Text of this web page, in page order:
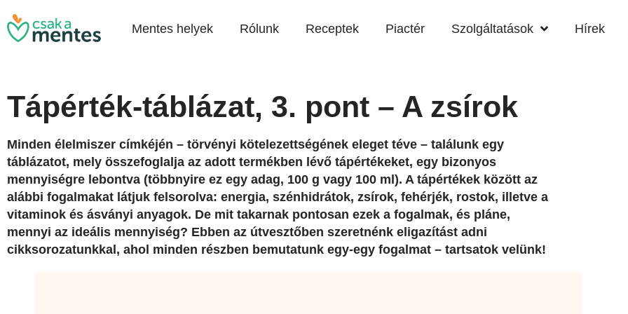
Mentes helyek Rólunk Receptek Piactér Szolgáltatások Hírek
Tápérték-táblázat, 3. pont – A zsírok
Minden élelmiszer címkéjén – törvényi kötelezettségének eleget téve – találunk egy
táblázatot, mely összefoglalja az adott termékben lévő tápértékeket, egy bizonyos
mennyiségre lebontva (többnyire ez egy adag, 100 g vagy 100 ml). A tápértékek között az
alábbi fogalmakat látjuk felsorolva: energia, szénhidrátok, zsírok, fehérjék, rostok, illetve a
vitaminok és ásványi anyagok. De mit takarnak pontosan ezek a fogalmak, és pláne,
mennyi az ideális mennyiség? Ebben az útvesztőben szeretnénk eligazítást adni
cikksorozatunkkal, ahol minden részben bemutatunk egy-egy fogalmat – tartsatok velünk!